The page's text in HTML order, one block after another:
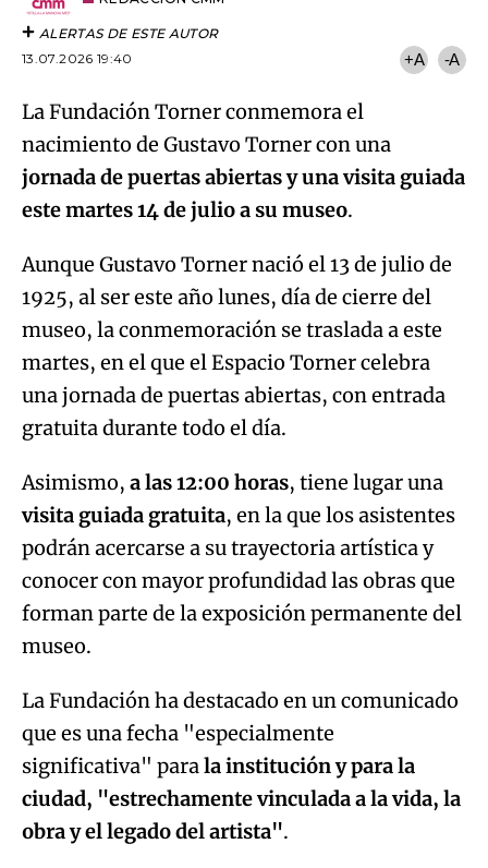
ALERTAS DE ESTE AUTOR
13.07.2026 19:40
+A -A
La Fundación Torner conmemora el
nacimiento de Gustavo Torner con una
jornada de puertas abiertas y una visita guiada
este martes 14 de julio a su museo.
Aunque Gustavo Torner nació el 13 de julio de
1925, al ser este año lunes, día de cierre del
museo, la conmemoración se traslada a este
martes, en el que el Espacio Torner celebra
una jornada de puertas abiertas, con entrada
gratuita durante todo el día.
Asimismo, a las 12:00 horas, tiene lugar una
visita guiada gratuita, en la que los asistentes
podrán acercarse a su trayectoria artística y
conocer con mayor profundidad las obras que
forman parte de la exposición permanente del
museo.
La Fundación ha destacado en un comunicado
que es una fecha "especialmente
significativa" parala institución y para la
ciudad, "estrechamente vinculada a la vida, la
obra y el legado del artista".